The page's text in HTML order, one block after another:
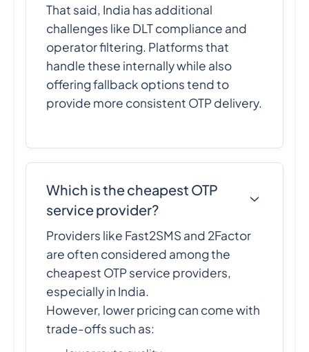
That said, India has additional
challenges like DLT compliance and
operator filtering. Platforms that
handle these internally while also
offering fallback options tend to
provide more consistent OTP delivery.
Which is the cheapest OTP
service provider?
Providers like Fast2SMS and 2Factor
are often considered among the
cheapest OTP service providers,
especially in India.
However, lower pricing can come with
trade-offs such as: